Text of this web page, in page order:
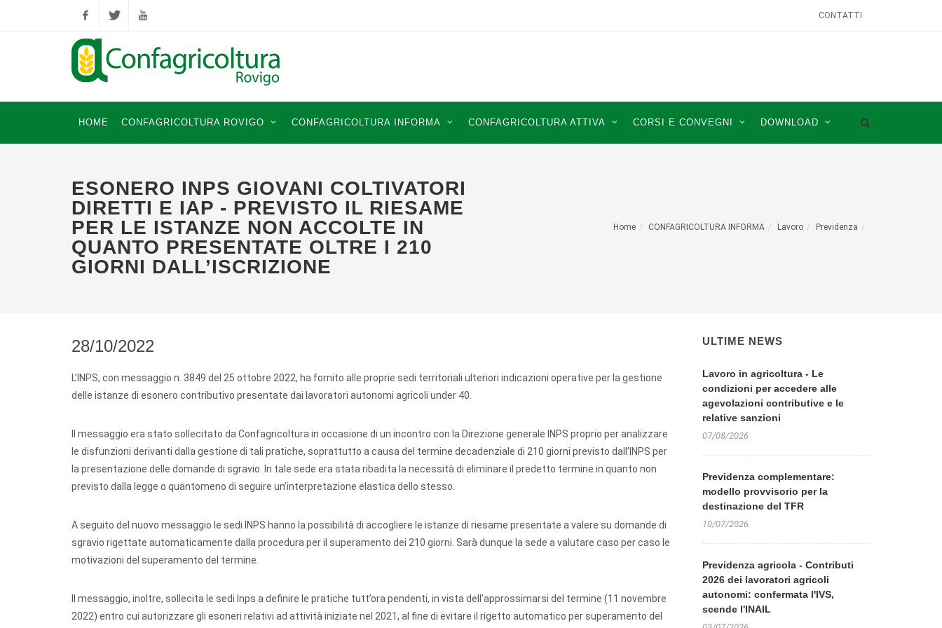
FacebookTwitter YouTube
CONTATTI
HOME CONFAGRICOLTURA ROVIGO CONFAGRICOLTURA INFORMA CONFAGRICOLTURA ATTIVA CORSI E CONVEGNI DOWNLOAD
ESONERO INPS GIOVANI COLTIVATORI
DIRETTI E IAP - PREVISTO IL RIESAME
PER LE ISTANZE NON ACCOLTE IN
QUANTO PRESENTATE OLTRE I 210
GIORNI DALL’ISCRIZIONE
Home CONFAGRICOLTURA INFORMA Lavoro Previdenza
28/10/2022
L’INPS, con messaggio n. 3849 del 25 ottobre 2022, ha fornito alle proprie sedi territoriali ulteriori indicazioni operative per la gestione
delle istanze di esonero contributivo presentate dai lavoratori autonomi agricoli under 40.
Il messaggio era stato sollecitato da Confagricoltura in occasione di un incontro con la Direzione generale INPS proprio per analizzare
le disfunzioni derivanti dalla gestione di tali pratiche, soprattutto a causa del termine decadenziale di 210 giorni previsto dall’INPS per
la presentazione delle domande di sgravio. In tale sede era stata ribadita la necessità di eliminare il predetto termine in quanto non
previsto dalla legge o quantomeno di seguire un’interpretazione elastica dello stesso.
A seguito del nuovo messaggio le sedi INPS hanno la possibilità di accogliere le istanze di riesame presentate a valere su domande di
sgravio rigettate automaticamente dalla procedura per il superamento dei 210 giorni. Sarà dunque la sede a valutare caso per caso le
motivazioni del superamento del termine.
Il messaggio, inoltre, sollecita le sedi Inps a definire le pratiche tutt’ora pendenti, in vista dell’approssimarsi del termine (11 novembre
2022) entro cui autorizzare gli esoneri relativi ad attività iniziate nel 2021, al fine di evitare il rigetto automatico per superamento del
ULTIME NEWS
Lavoro in agricoltura - Le
condizioni per accedere alle
agevolazioni contributive e le
relative sanzioni
07/08/2026
Previdenza complementare:
modello provvisorio per la
destinazione del TFR
10/07/2026
Previdenza agricola - Contributi
2026 dei lavoratori agricoli
autonomi: confermata l'IVS,
scende l'INAIL